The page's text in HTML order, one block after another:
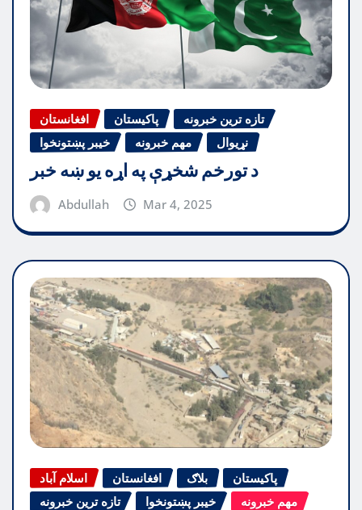
افغانستان پاکیستان
تازه ترین خبرونه
خیبر پښتونخوا
مهم خبرونه نړیوال
د تورخم شخړې په اړه یو ښه خبر
Abdullah Mar 4, 2025
اسلام آباد افغانستان بلاګ
پاکیستان
تازه ترین خبرونه
خیبر پښتونخوا
مهم خبرونه